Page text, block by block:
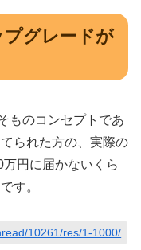
プグレードが
ものコンセプトであ
られた方の、実際の
円に届かないくら
す。
10261/res/1-1000/